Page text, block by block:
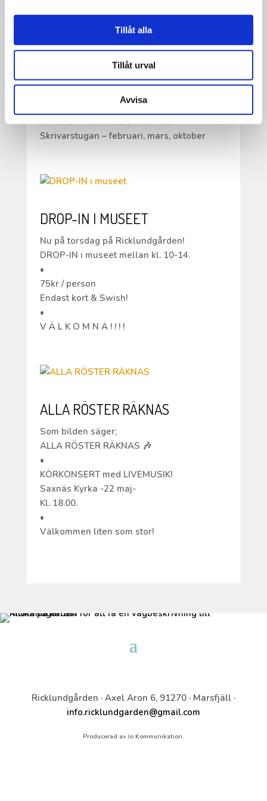
Tillåt alla
Tillåt urval
Avvisa
respons och er vilja att arbeta och bo på
Ricklundgården.
Många av er har sökt samma månader /
perioder så därför håller vi ansökan öppen
fram till 13 april för följande månader;
Annexet – november, december
Skrivarstugan – februari, mars, oktober
DROP-IN I MUSEET
Nu på torsdag på Ricklundgården!
DROP-IN i museet mellan kl. 10-14.
•
75kr / person
Endast kort & Swish!
•
V Ä L K O M N A ! ! ! !
ALLA RÖSTER RÄKNAS
Som bilden säger;
ALLA RÖSTER RÄKNAS 🎶
•
KÖRKONSERT med LIVEMUSIK!
Saxnäs Kyrka -22 maj-
Kl. 18.00.
•
Välkommen liten som stor!
Ricklundgården · Axel Aron 6, 91270 · Marsfjäll ·
info.ricklundgarden@gmail.com
Producerad av Jo Kommunikation.